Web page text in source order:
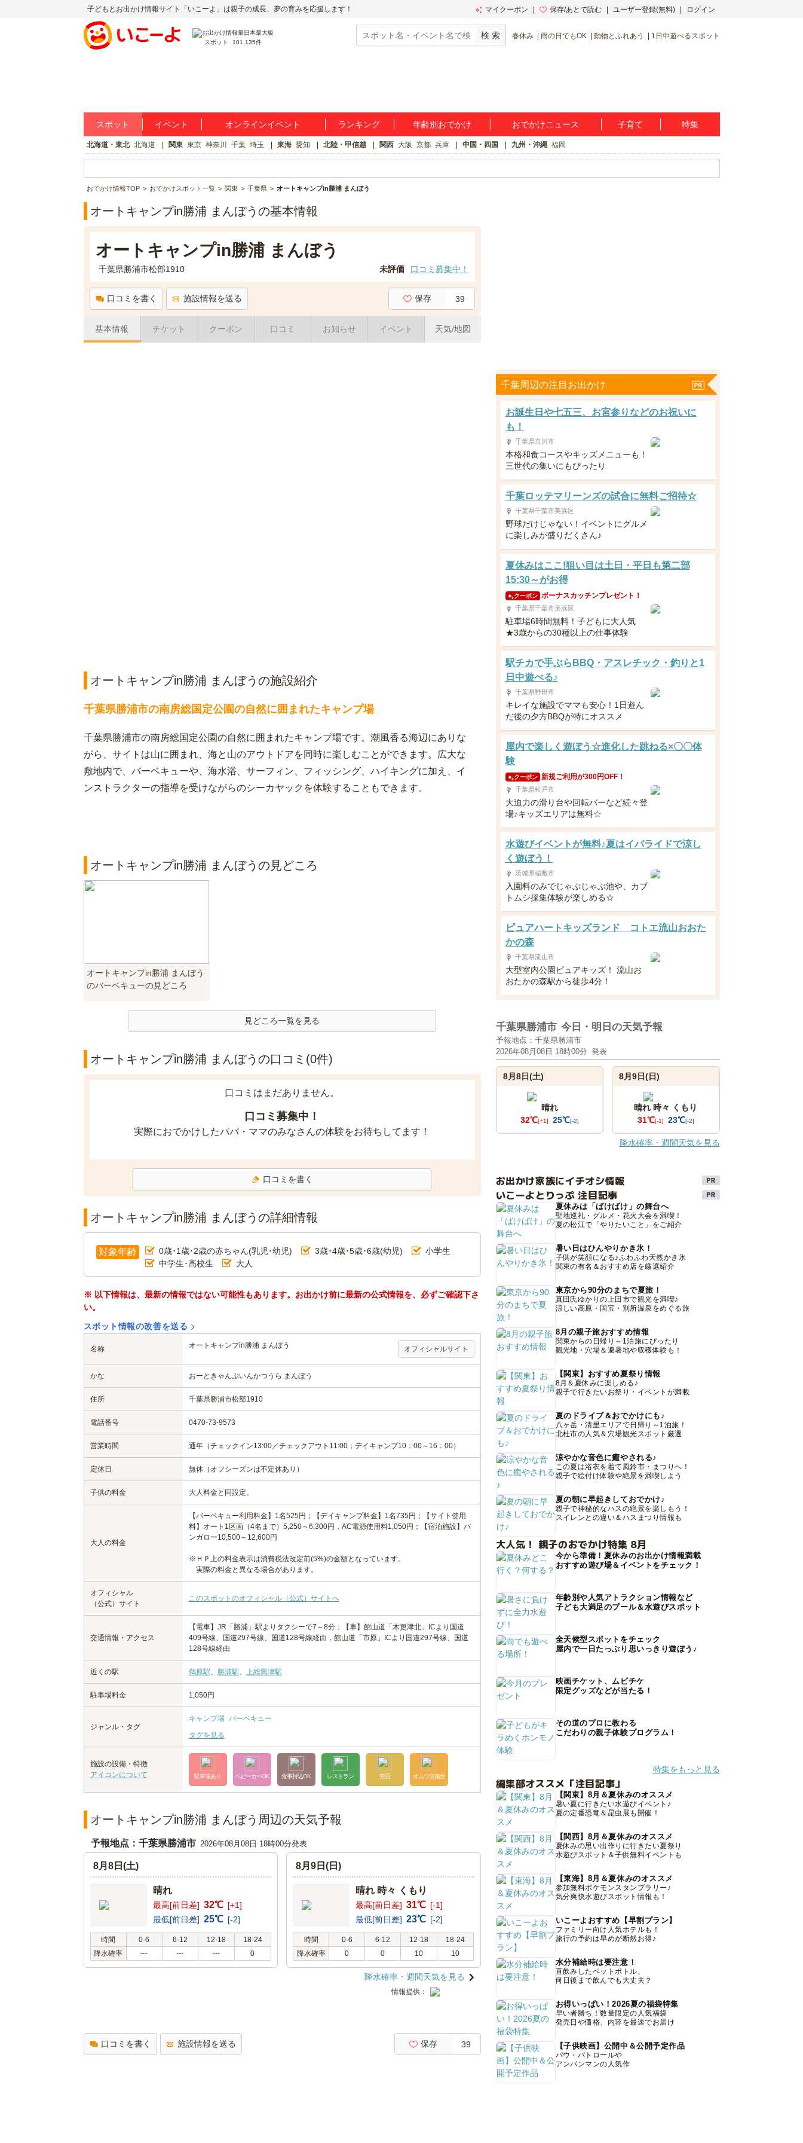
子どもとお出かけ情報サイト「いこーよ」は親子の成長、夢の育みを応援します！ マイクーポン 保存/あとで読む ユーザー登録(無料) ログイン
スポット 101,135件
春休み 雨の日でもOK 動物とふれあう 1日中遊べるスポット
スポット イベント オンラインイベント ランキング 年齢別おでかけ おでかけニュース 子育て 特集
北海道・東北 北海道 関東 東京 神奈川 千葉 埼玉 東海 愛知 北陸・甲信越 関西 大阪 京都 兵庫 中国・四国 九州・沖縄 福岡
おでかけ情報TOP おでかけスポット一覧 関東 千葉県 オートキャンプin勝浦 まんぼう
オートキャンプin勝浦 まんぼうの基本情報
オートキャンプin勝浦 まんぼう
千葉県勝浦市松部1910 未評価 口コミ募集中！
口コミを書く 施設情報を送る 保存 39
基本情報 チケット クーポン 口コミ お知らせ イベント 天気/地図
オートキャンプin勝浦 まんぼうの施設紹介
千葉県勝浦市の南房総国定公園の自然に囲まれたキャンプ場
千葉県勝浦市の南房総国定公園の自然に囲まれたキャンプ場です。潮風香る海辺にありな
がら、サイトは山に囲まれ、海と山のアウトドアを同時に楽しむことができます。広大な
敷地内で、バーベキューや、海水浴、サーフィン、フィッシング、ハイキングに加え、イ
ンストラクターの指導を受けながらのシーカヤックを体験することもできます。
オートキャンプin勝浦 まんぼうの見どころ
オートキャンプin勝浦 まんぼう
のバーベキューの見どころ
見どころ一覧を見る
オートキャンプin勝浦 まんぼうの口コミ(0件)
口コミはまだありません。
口コミ募集中！
実際におでかけしたパパ・ママのみなさんの体験をお待ちしてます！
口コミを書く
オートキャンプin勝浦 まんぼうの詳細情報
対象年齢 0歳･1歳･2歳の赤ちゃん(乳児･幼児) 3歳･4歳･5歳･6歳(幼児)
小学生
中学生･高校生
大人
※ 以下情報は、最新の情報ではない可能性もあります。お出かけ前に最新の公式情報を、必ずご確認下さ
い。
スポット情報の改善を送る
名称 オートキャンプin勝浦 まんぼう オフィシャルサイト
かな おーときゃんぷいんかつうら まんぼう
住所 千葉県勝浦市松部1910
電話番号 0470-73-9573
営業時間 通年（チェックイン13:00／チェックアウト11:00；デイキャンプ10：00～16：00）
定休日 無休（オフシーズンは不定休あり）
子供の料金 大人料金と同設定。
大人の料金
【バーベキュー利用料金】1名525円；【デイキャンプ料金】1名735円；【サイト使用
料】オート1区画（4名まで）5,250～6,300円，AC電源使用料1,050円；【宿泊施設】バ
ンガロー10,500～12,600円
※ＨＰ上の料金表示は消費税法改定前(5%)の金額となっています。
実際の料金と異なる場合があります。
オフィシャル
（公式）サイト
このスポットのオフィシャル（公式）サイトへ
交通情報・アクセス
【電車】JR「勝浦」駅よりタクシーで7～8分；【車】館山道「木更津北」ICより国道
409号線、国道297号線、国道128号線経由，館山道「市原」ICより国道297号線、国道
128号線経由
近くの駅 鵜原駅、 勝浦駅、 上総興津駅
駐車場料金 1,050円
ジャンル・タグ
キャンプ場 バーベキュー
タグを見る
施設の設備・特徴
アイコンについて
駐車場あり ベビーカーOK 食事持込OK レストラン 売店 オムツ交換台
オートキャンプin勝浦 まんぼう周辺の天気予報
予報地点：千葉県勝浦市 2026年08月08日 18時00分発表
8月8日(土)
晴れ
最高[前日差] 32℃ [+1]
最低[前日差] 25℃ [-2]
時間 0-6 6-12 12-18
18-24
降水確率
--- --- --- 0
8月9日(日)
晴れ 時々 くもり
最高[前日差] 31℃ [-1]
最低[前日差] 23℃ [-2]
時間 0-6 6-12 12-18
18-24
降水確率
0 0 10 10
降水確率・週間天気を見る
情報提供：
口コミを書く 施設情報を送る 保存 39
千葉周辺の注目お出かけ
お誕生日や七五三、お宮参りなどのお祝いに
も！
千葉県市川市
本格和食コースやキッズメニューも！
三世代の集いにもぴったり
千葉ロッテマリーンズの試合に無料ご招待☆
千葉県千葉市美浜区
野球だけじゃない！イベントにグルメ
に楽しみが盛りだくさん♪
夏休みはここ!狙い目は土日・平日も第二部
15:30～がお得
クーポン ボーナスカッチンプレゼント！
千葉県千葉市美浜区
駐車場6時間無料！子どもに大人気
★3歳からの30種以上の仕事体験
駅チカで手ぶらBBQ・アスレチック・釣りと1
日中遊べる♪
千葉県野田市
キレイな施設でママも安心！1日遊ん
だ後の夕方BBQが特にオススメ
屋内で楽しく遊ぼう☆進化した跳ねる×〇〇体
験
クーポン 新規ご利用が300円OFF！
千葉県松戸市
大迫力の滑り台や回転バーなど続々登
場♪キッズエリアは無料☆
水遊びイベントが無料♪夏はイバライドで涼し
く遊ぼう！
茨城県稲敷市
入園料のみでじゃぶじゃぶ池や、カブ
トムシ採集体験が楽しめる☆
ピュアハートキッズランド コトエ流山おおた
かの森
千葉県流山市
大型室内公園ピュアキッズ！ 流山お
おたかの森駅から徒歩4分！
千葉県勝浦市 今日・明日の天気予報
予報地点：千葉県勝浦市
2026年08月08日 18時00分 発表
8月8日(土)
晴れ
32℃[+1] 25℃[-2]
8月9日(日)
晴れ 時々 くもり
31℃[-1] 23℃[-2]
降水確率・週間天気を見る
お出かけ家族にイチオシ情報
いこーよとりっぷ 注目記事
夏休みは「ばけばけ」の舞台へ
聖地巡礼・グルメ・花火大会を満喫！
夏の松江で「やりたいこと」をご紹介
暑い日はひんやりかき氷！
子供が笑顔になる♪ふわふわ天然かき氷
関東の有名＆おすすめ店を厳選紹介
東京から90分のまちで夏旅！
真田氏ゆかりの上田市で観光を満喫♪
涼しい高原・国宝・別所温泉をめぐる旅
8月の親子旅おすすめ情報
関東からの日帰り～1泊旅にぴったり
観光地・穴場＆避暑地や収穫体験も！
【関東】おすすめ夏祭り情報
8月＆夏休みに楽しめる♪
親子で行きたいお祭り・イベントが満載
夏のドライブ＆おでかけにも♪
八ヶ岳・清里エリアで日帰り～1泊旅！
北杜市の人気＆穴場観光スポット厳選
涼やかな音色に癒やされる♪
この夏は浴衣を着て風鈴市・まつりへ！
親子で絵付け体験や絶景を満喫しよう
夏の朝に早起きしておでかけ♪
親子で神秘的なハスの絶景を楽しもう！
スイレンとの違い＆ハスまつり情報も
大人気！ 親子のおでかけ特集 8月
今から準備！夏休みのお出かけ情報満載
おすすめ遊び場＆イベントをチェック！
年齢別や人気アトラクション情報など
子ども大満足のプール＆水遊びスポット
全天候型スポットをチェック
屋内で一日たっぷり思いっきり遊ぼう♪
映画チケット、ムビチケ
限定グッズなどが当たる！
その道のプロに教わる
こだわりの親子体験プログラム！
特集をもっと見る
編集部オススメ「注目記事」
【関東】8月＆夏休みのオススメ
暑い夏に行きたい水遊びイベント♪
夏の定番恐竜＆昆虫展も開催！
【関西】8月＆夏休みのオススメ
夏休みの思い出作りに行きたい夏祭り
水遊びスポット＆子供無料イベントも
【東海】8月＆夏休みのオススメ
参加無料ポケモンスタンプラリー♪
気分爽快水遊びスポット情報も！
いこーよおすすめ【早割プラン】
ファミリー向け人気ホテルも！
旅行の予約は早めが断然お得♪
水分補給時は要注意！
直飲みしたペットボトル、
何日後まで飲んでも大丈夫？
お得いっぱい！2026夏の福袋特集
早い者勝ち！数量限定の人気福袋
発売日や価格、内容を最速でお届け
【子供映画】公開中＆公開予定作品
パウ・パトロールや
アンパンマンの人気作